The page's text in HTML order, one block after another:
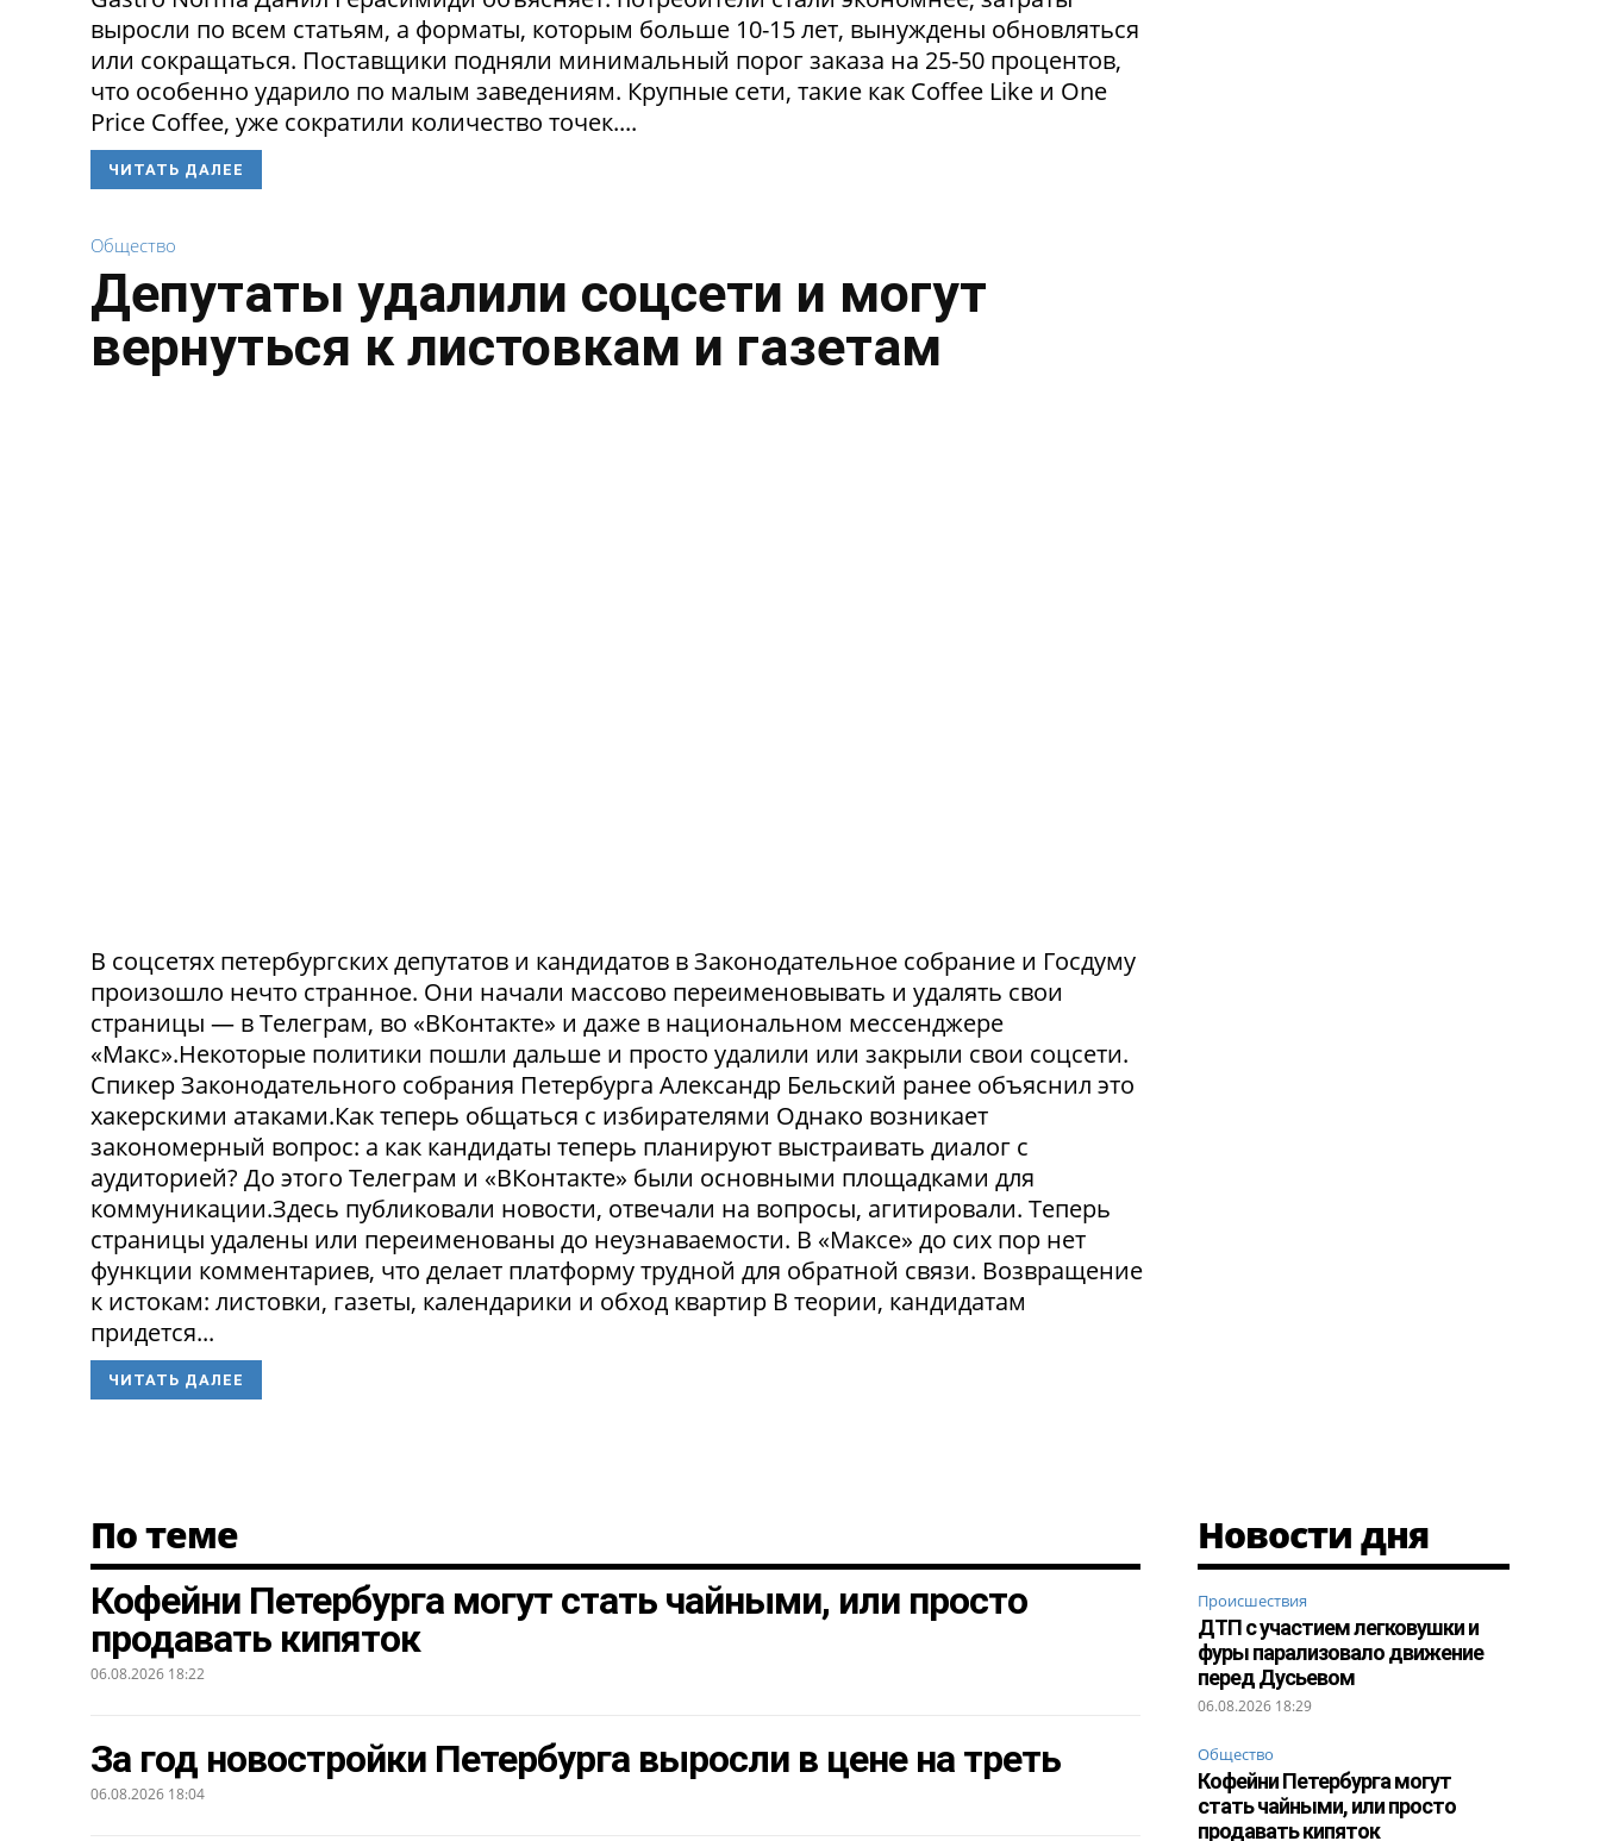
выросли по всем статьям, а форматы, которым больше 10-15 лет, вынуждены обновляться
или сокращаться. Поставщики подняли минимальный порог заказа на 25-50 процентов,
что особенно ударило по малым заведениям. Крупные сети, такие как Coffee Like и One
Price Coffee, уже сократили количество точек....
ЧИТАТЬ ДАЛЕЕ
Общество
Депутаты удалили соцсети и могут
вернуться к листовкам и газетам
В соцсетях петербургских депутатов и кандидатов в Законодательное собрание и Госдуму
произошло нечто странное. Они начали массово переименовывать и удалять свои
страницы — в Телеграм, во «ВКонтакте» и даже в национальном мессенджере
«Макс».Некоторые политики пошли дальше и просто удалили или закрыли свои соцсети.
Спикер Законодательного собрания Петербурга Александр Бельский ранее объяснил это
хакерскими атаками.Как теперь общаться с избирателями Однако возникает
закономерный вопрос: а как кандидаты теперь планируют выстраивать диалог с
аудиторией? До этого Телеграм и «ВКонтакте» были основными площадками для
коммуникации.Здесь публиковали новости, отвечали на вопросы, агитировали. Теперь
страницы удалены или переименованы до неузнаваемости. В «Максе» до сих пор нет
функции комментариев, что делает платформу трудной для обратной связи. Возвращение
к истокам: листовки, газеты, календарики и обход квартир В теории, кандидатам
придется...
ЧИТАТЬ ДАЛЕЕ
Новости дня
Происшествия
ДТП с участием легковушки и
фуры парализовало движение
перед Дусьевом
06.08.2026 18:29
Общество
Кофейни Петербурга могут
стать чайными, или просто
продавать кипяток
По теме
Кофейни Петербурга могут стать чайными, или просто
продавать кипяток
06.08.2026 18:22
За год новостройки Петербурга выросли в цене на треть
06.08.2026 18:04